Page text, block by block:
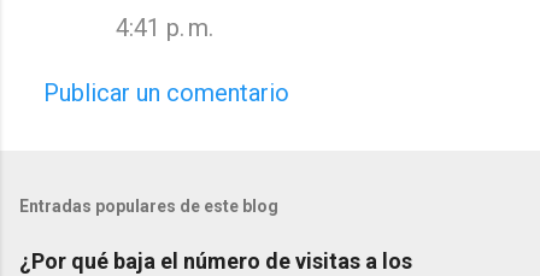
4:41 p. m.
Publicar un comentario
Entradas populares de este blog
¿Por qué baja el número de visitas a los